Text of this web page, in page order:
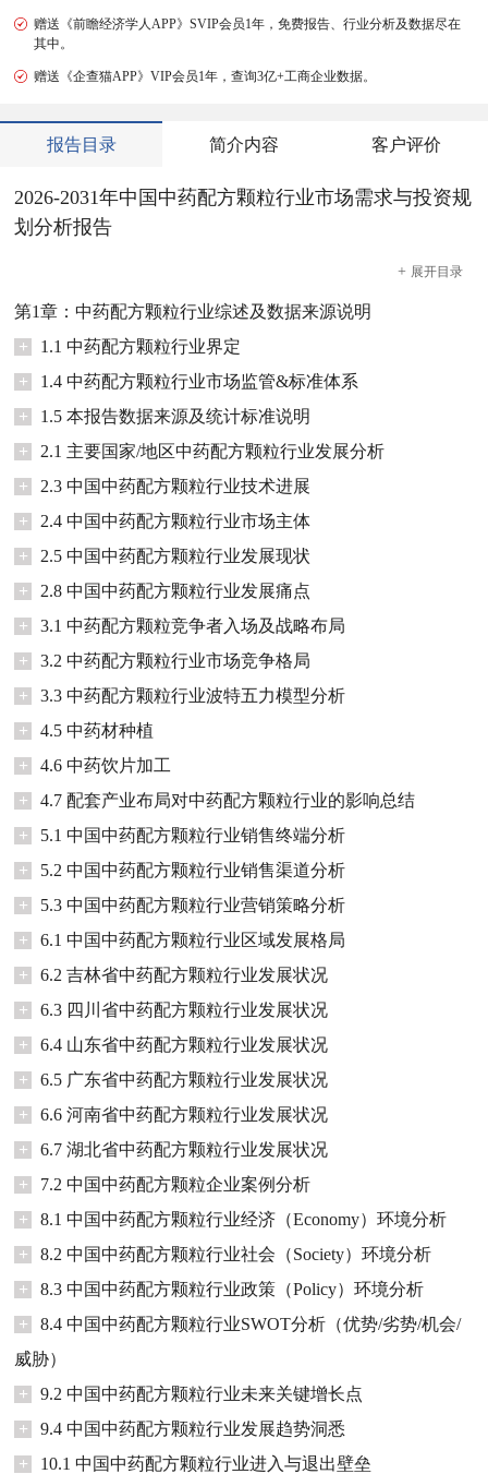
赠送《前瞻经济学人APP》SVIP会员1年，免费报告、行业分析及数据尽在
其中。
赠送《企查猫APP》VIP会员1年，查询3亿+工商企业数据。
报告目录 简介内容 客户评价
2026-2031年中国中药配方颗粒行业市场需求与投资规
划分析报告
+ 展开目录
第1章：中药配方颗粒行业综述及数据来源说明
+
1.1 中药配方颗粒行业界定
+
1.4 中药配方颗粒行业市场监管&标准体系
+
1.5 本报告数据来源及统计标准说明
+
2.1 主要国家/地区中药配方颗粒行业发展分析
+
2.3 中国中药配方颗粒行业技术进展
+
2.4 中国中药配方颗粒行业市场主体
+
2.5 中国中药配方颗粒行业发展现状
+
2.8 中国中药配方颗粒行业发展痛点
+
3.1 中药配方颗粒竞争者入场及战略布局
+
3.2 中药配方颗粒行业市场竞争格局
+
3.3 中药配方颗粒行业波特五力模型分析
+
4.5 中药材种植
+
4.6 中药饮片加工
+
4.7 配套产业布局对中药配方颗粒行业的影响总结
+
5.1 中国中药配方颗粒行业销售终端分析
+
5.2 中国中药配方颗粒行业销售渠道分析
+
5.3 中国中药配方颗粒行业营销策略分析
+
6.1 中国中药配方颗粒行业区域发展格局
+
6.2 吉林省中药配方颗粒行业发展状况
+
6.3 四川省中药配方颗粒行业发展状况
+
6.4 山东省中药配方颗粒行业发展状况
+
6.5 广东省中药配方颗粒行业发展状况
+
6.6 河南省中药配方颗粒行业发展状况
+
6.7 湖北省中药配方颗粒行业发展状况
+
7.2 中国中药配方颗粒企业案例分析
+
8.1 中国中药配方颗粒行业经济（Economy）环境分析
+
8.2 中国中药配方颗粒行业社会（Society）环境分析
+
8.3 中国中药配方颗粒行业政策（Policy）环境分析
+
8.4 中国中药配方颗粒行业SWOT分析（优势/劣势/机会/
威胁）
+
9.2 中国中药配方颗粒行业未来关键增长点
+
9.4 中国中药配方颗粒行业发展趋势洞悉
+
10.1 中国中药配方颗粒行业进入与退出壁垒